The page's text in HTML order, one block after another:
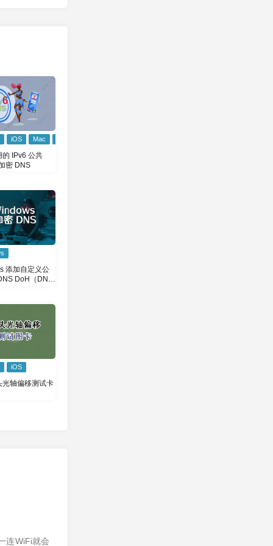
iOS Mac
的 IPv6 公共
密 DNS
添加自定义公
DoH（DNS
iOS
光轴偏移测试卡
连WiFi就会